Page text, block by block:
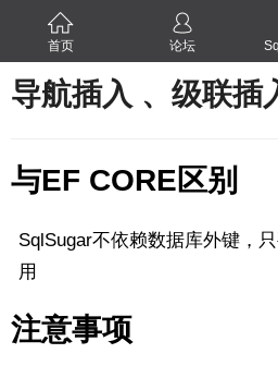
首页 论坛
导航插入 、级联插
与EF CORE区别
SqlSugar不依赖数据库外键，
用
注意事项